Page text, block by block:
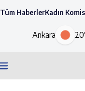
Tüm HaberlerKadın
Ankara